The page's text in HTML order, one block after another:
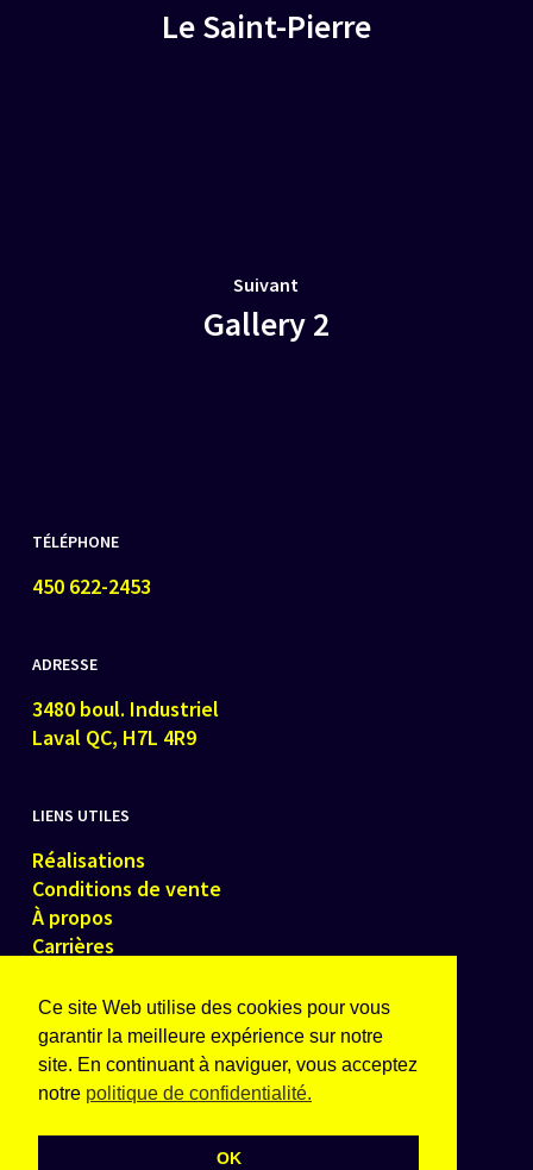
Ce site Web utilise des cookies pour vous
garantir la meilleure expérience sur notre
site. En continuant à naviguer, vous acceptez
notre politique de confidentialité.
OK
Le Saint-Pierre
Suivant
Gallery 2
TÉLÉPHONE
450 622-2453
ADRESSE
3480 boul. Industriel
Laval QC, H7L 4R9
LIENS UTILES
Réalisations
Conditions de vente
À propos
Carrières